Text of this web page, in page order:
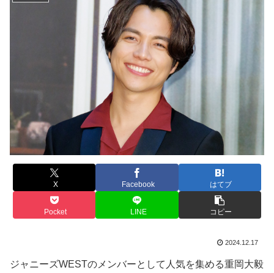
X Facebook はてブ
Pocket LINE コピー
2024.12.17
ジャニーズWESTのメンバーとして人気を集める重岡大毅